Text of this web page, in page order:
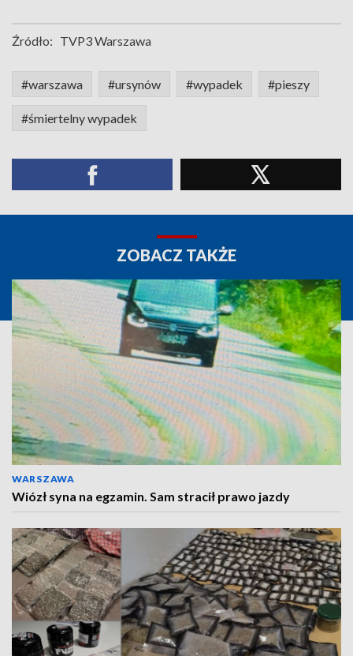
Źródło: TVP3 Warszawa
#warszawa #ursynów #wypadek #pieszy
#śmiertelny wypadek
ZOBACZ TAKŻE
WARSZAWA
Wiózł syna na egzamin. Sam stracił prawo jazdy